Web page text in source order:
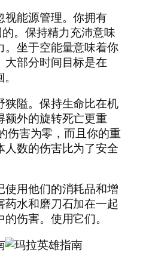
视能源管理。你拥有
。保持精力充沛意味
。坐于空能量意味着你
大部分时间目标是在
狭隘。保持生命比在机
额外的旋转死亡更重
伤害为零，而且你的重​​
人数的伤害比为了安全
使用他们的消耗品和增
水和磨刀石加在一起
伤害。使用它们。